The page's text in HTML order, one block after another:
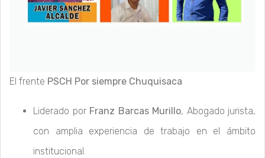
El frente PSCH Por siempre Chuquisaca
Liderado por Franz Barcas Murillo, Abogado jurista,
con amplia experiencia de trabajo en el ámbito
institucional.